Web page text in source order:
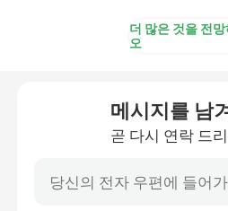
티타늄 기계 부품
티타늄 장비
더 많은 것을 전망
오
메시지를 남
곧 다시 연락 드